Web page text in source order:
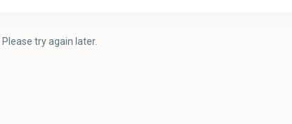
try again later.